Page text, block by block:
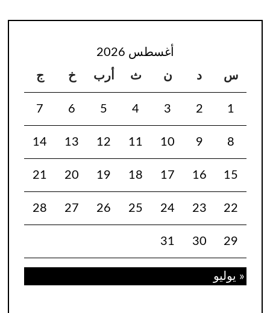
أغسطس 2026
س
د ن ث أرب خ ج
1
2
3
4
5
6
7
8
9
10
11
12
13
14
15
16
17
18
19
20
21
22
23
24
25
26
27
28
29
30
31
« يوليو